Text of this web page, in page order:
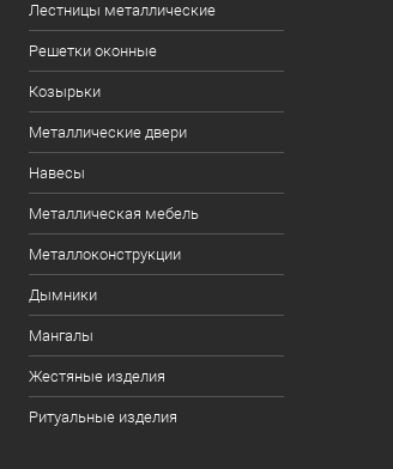
Лестницы металлические
Решетки оконные
Козырьки
Металлические двери
Навесы
Металлическая мебель
Металлоконструкции
Дымники
Мангалы
Жестяные изделия
Ритуальные изделия